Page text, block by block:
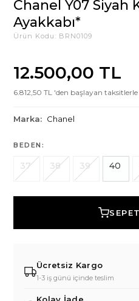
Chanel Y07 Siyah
Ayakkabı*
Ürün Kodu: BRN0109
12.500,00 TL
6.812,50 TL 'den başlayan taksitlerle
Marka: Chanel
BEDEN:
37 38 39 40
Ücretsiz Kargo
1-3 iş günü içinde teslim